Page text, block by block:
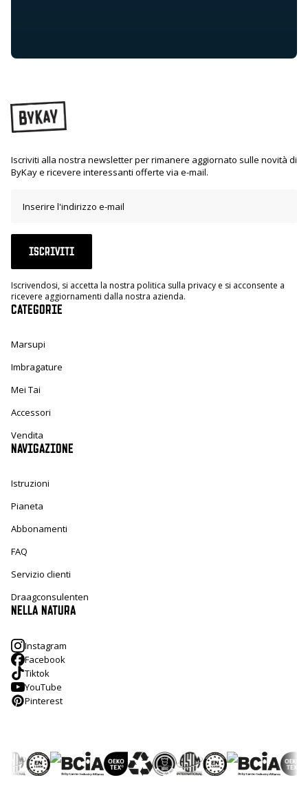
Iscriviti alla nostra newsletter per rimanere aggiornato sulle novità di
ByKay e ricevere interessanti offerte via e-mail.
ISCRIVITI
Iscrivendosi, si accetta la nostra politica sulla privacy e si acconsente a
ricevere aggiornamenti dalla nostra azienda.
CATEGORIE
Marsupi
Imbragature
Mei Tai
Accessori
Vendita
NAVIGAZIONE
Istruzioni
Pianeta
Abbonamenti
FAQ
Servizio clienti
Draagconsulenten
NELLA NATURA
Instagram
Facebook
Tiktok
YouTube
Pinterest